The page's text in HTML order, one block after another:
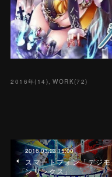
2016年( 14 ) WORK(72)
2016.03.23 15:00
スマートフォン「デジモ
ンリンクス」